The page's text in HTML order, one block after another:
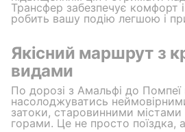
Трансфер забезпечує комфорт
робить вашу подію легшою і
Якісний маршрут з
видами
По дорозі з Амальфі до
насолоджуватись
затоки, старовинними
горами. Це не просто поїздка,